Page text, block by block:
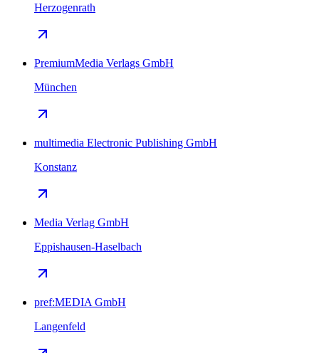
Herzogenrath
PremiumMedia Verlags GmbH
München
multimedia Electronic Publishing GmbH
Konstanz
Media Verlag GmbH
Eppishausen-Haselbach
pref:MEDIA GmbH
Langenfeld